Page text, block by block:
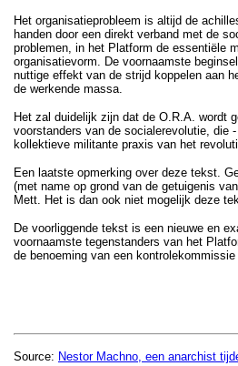
Het organisatieprobleem is altijd de
handen door een direkt verband met de
problemen, in het Platform de essentiële
organisatievorm. De voornaamste
nuttige effekt van de strijd koppelen aan
de werkende massa.
Het zal duidelijk zijn dat de O.R.A. wordt
voorstanders van de socialerevolutie, die
kollektieve militante praxis van het
Een laatste opmerking over deze tekst.
(met name op grond van de getuigenis
Mett. Het is dan ook niet mogelijk deze
De voorliggende tekst is een nieuwe en
voornaamste tegenstanders van het
de benoeming van een kontrolekommissie
Source: Nestor Machno, een anarchist